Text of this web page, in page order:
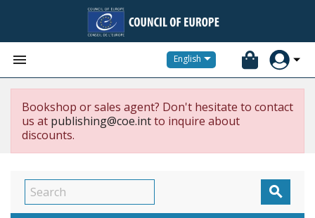
 English
Bookshop or sales agent? Don't hesitate to contact
us at publishing@coe.intto inquire about
discounts.
